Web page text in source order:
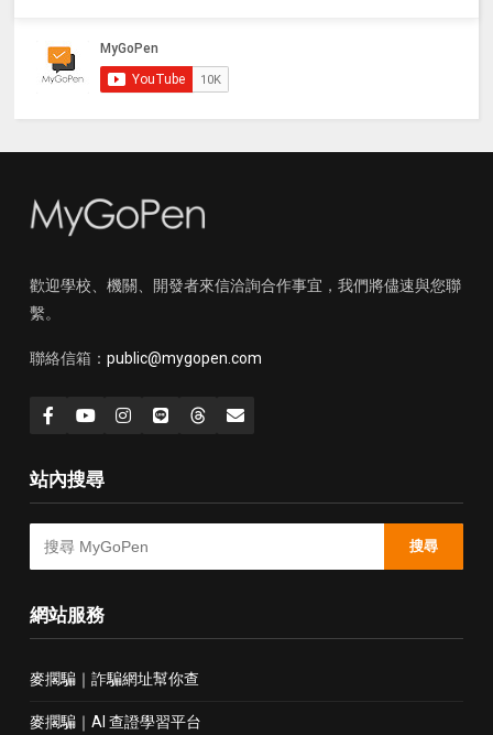
歡迎學校、機關、開發者來信洽詢合作事宜，我們將儘速與您聯
繫。
聯絡信箱： public@mygopen.com
站內搜尋
搜尋
網站服務
麥擱騙｜詐騙網址幫你查
麥擱騙｜AI 查證學習平台